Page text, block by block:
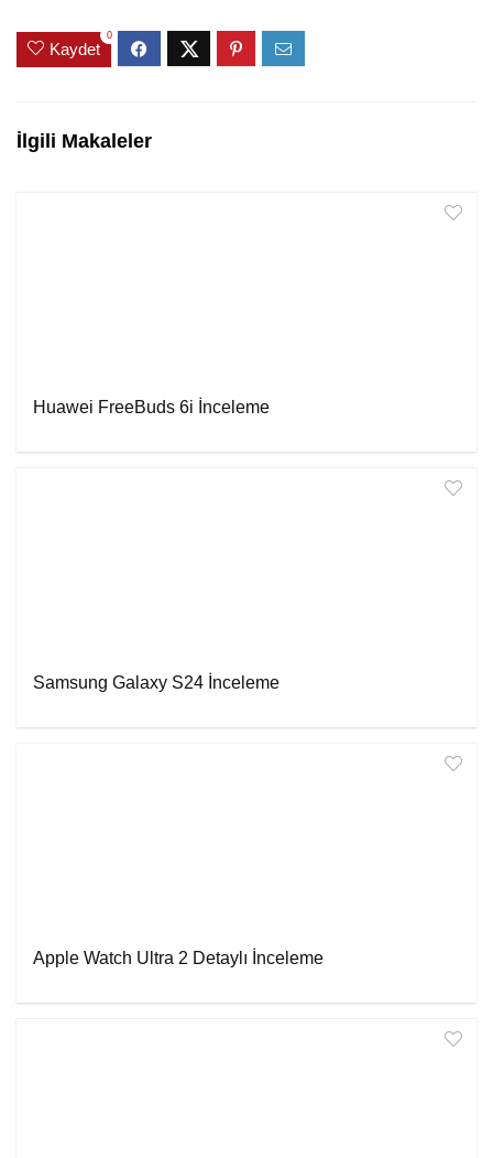
Kaydet
0
İlgili Makaleler
Huawei FreeBuds 6i İnceleme
Samsung Galaxy S24 İnceleme
Apple Watch Ultra 2 Detaylı İnceleme